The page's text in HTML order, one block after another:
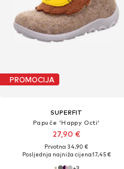
PROMOCIJA
SUPERFIT
Papuče 'Happy Octi'
27,90 €
Prvotno: 34,90 €
Posljednja najniža cijena:17,45 €